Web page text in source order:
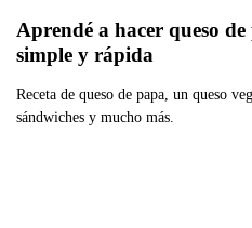
Aprendé a hacer queso
simple y rápida
Receta de queso de papa, un queso
sándwiches y mucho más.